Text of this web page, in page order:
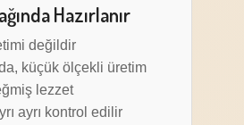
Hazırlanır
değildir
küçük ölçekli üretim
lezzet
ayrı kontrol edilir